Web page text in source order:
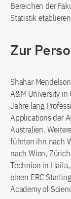
Bereichen der
Statistik
Zur
Shahar
A&M University in
Jahre lang
Applications der
Australien.
führten ihn nach
nach Wien,
Technion in
einen ERC
Academy of